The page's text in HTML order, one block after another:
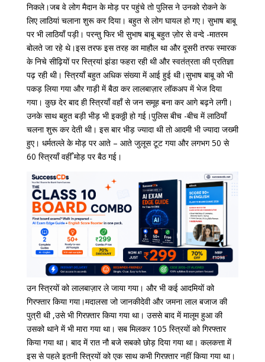
निकले।जब वे लोग मैदान के मोड़ पर पहुंचे तो पुलिस ने उनको रोकने के
लिए लाठियां चलाना शुरू कर दिया। बहुत से लोग घायल हो गए। सुभाष बाबू
पर भी लाठियाँ पड़ी। परन्तु फिर भी सुभाष बाबू बहुत ज़ोर से वन्दे -मातरम
बोलते जा रहे थे।इस तरफ इस तरह का माहौल था और दूसरी तरफ स्मारक
के निचे सीढ़ियों पर स्त्रियां झंडा फहरा रही थी और स्वतंत्रता की प्रतिज्ञा
पढ़ रही थी। स्त्रियाँ बहुत अधिक संख्या में आई हुई थी।सुभाष बाबू को भी
पकड़ लिया गया और गाड़ी में बैठा कर लालबाज़ार लॉकअप में भेज दिया
गया। कुछ देर बाद ही स्त्रियाँ वहाँ से जन समूह बना कर आगे बढ़ने लगी।
उनके साथ बहुत बड़ी भीड़ भी इकठ्ठी हो गई।पुलिस बीच -बीच में लाठियाँ
चलना शुरू कर देती थी। इस बार भीड़ ज्यादा थी तो आदमी भी ज्यादा जख्मी
हुए। धर्मतल्ले के मोड़ पर आते – आते जुलूस टूट गया और लगभग 50 से
60 स्त्रियाँ वहीँ मोड़ पर बैठ गई।
उन स्त्रियों को लालबाज़ार ले जाया गया। और भी कई आदमियों को
गिरफ्तार किया गया।मदालसा जो जानकीदेवी और जमना लाल बजाज की
पुत्री थी ,उसे भी गिरफ़्तार किया गया था। उससे बाद में मालूम हुआ की
उसको थाने में भी मारा गया था। सब मिलकर 105 स्त्रियों को गिरफ्तार
किया गया था। बाद में रात नौ बजे सबको छोड़ दिया गया था। कलकत्ता में
इस से पहले इतनी स्त्रियों को एक साथ कभी गिरफ़्तार नहीं किया गया था।